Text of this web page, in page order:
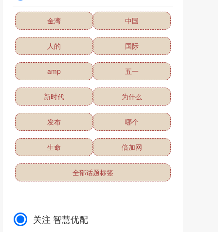
金湾 中国
人的 国际
amp 五一
新时代 为什么
发布 哪个
生命 倍加网
全部话题标签
关注 智慧优配